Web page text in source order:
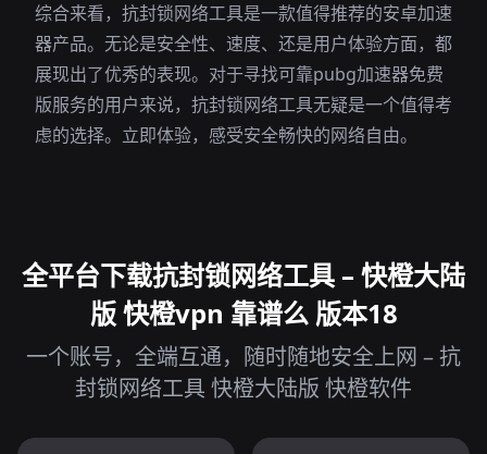
综合来看，抗封锁网络工具是一款值得推荐的安卓加速
器产品。无论是安全性、速度、还是用户体验方面，都
展现出了优秀的表现。对于寻找可靠pubg加速器免费
版服务的用户来说，抗封锁网络工具无疑是一个值得考
虑的选择。立即体验，感受安全畅快的网络自由。
全平台下载抗封锁网络工具 – 快橙大陆
版 快橙vpn 靠谱么 版本18
一个账号，全端互通，随时随地安全上网 – 抗
封锁网络工具 快橙大陆版 快橙软件